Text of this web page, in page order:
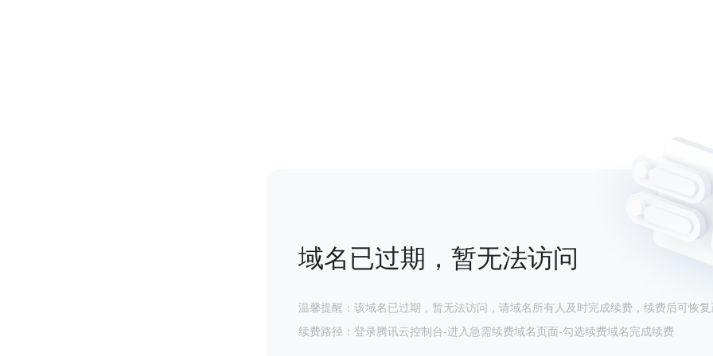
域名已过期，暂无法访问
温馨提醒：该域名已过期，暂无法访问，请域名所有人及时完成续费，续费后可恢复
续费路径：登录腾讯云控制台-进入急需续费域名页面-勾选续费域名完成续费